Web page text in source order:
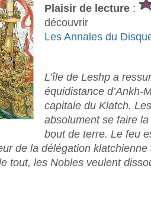
Plaisir de lecture :
découvrir
Les Annales du
L’île de Leshp a
équidistance d’Ankh-
capitale du Klatch.
absolument se faire
bout de terre. Le feu
de la délégation
tout, les Nobles veulent